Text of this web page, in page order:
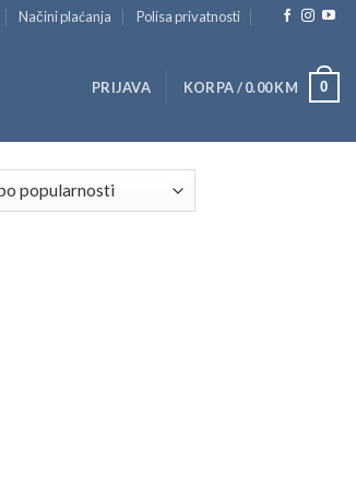
Načini plaćanja Polisa privatnosti
PRIJAVA KORPA /0.00KM 0